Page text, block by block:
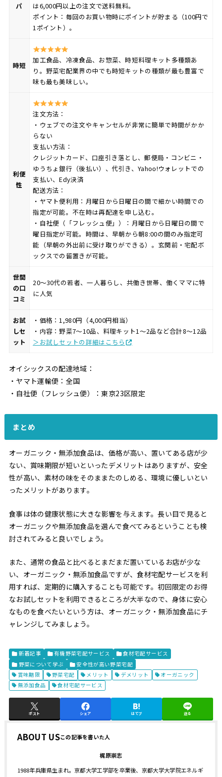
パ
は6,000円以上の注文で送料無料。
ポイント：毎回のお買い物時にポイントが貯まる（100円で
1ポイント）。
時短
加工食品、冷凍食品、お惣菜、時短料理キット多種類あ
り。野菜宅配業界の中でも時短キットの種類が最も豊富で
味も最も美味しい。
利便
性
注文方法：
・ウェブでの注文やキャンセルが非常に簡単で時間がかか
らない
支払い方法：
クレジットカード、口座引き落とし、郵便局・コンビニ・
ゆうちょ銀行（後払い）、代引き、Yahoo!ウォレットでの
支払い、Edy決済
配送方法：
・ヤマト便利用：月曜日から日曜日の間で細かい時間での
指定が可能。不在時は再配達を申し込む。
・自社便（「フレッシュ便」）：月曜日から日曜日の間で
曜日指定が可能。時間は、早朝から朝8:00の間のみ指定可
能（早朝の外出前に受け取りができる）。玄関前・宅配ボ
ックスでの留置きが可能。
世間
の口
コミ
20〜30代の若者、一人暮らし、共働き世帯、働くママに特
に人気
お試
しセ
ット
・価格：1,980円（4,000円相当）
・内容：野菜7〜10品、料理キット1〜2品など合計8〜12品
＞お試しセットの詳細はこちら
オイシックスの配達地域：
・ヤマト運輸便：全国
・自社便（フレッシュ便）：東京23区限定
まとめ
オーガニック・無添加食品は、価格が高い、置いてある店が少
ない、賞味期限が短いといったデメリットはありますが、安全
性が高い、素材の味をそのままたのしめる、環境に優しいとい
ったメリットがあります。
食事は体の健康状態に大きな影響を与えます。長い目で見ると
オーガニックや無添加食品を選んで食べてみるということも検
討されてみると良いでしょう。
また、通常の食品と比べるとまだまだ置いているお店が少な
い、オーガニック・無添加食品ですが、食材宅配サービスを利
用すれば、定期的に購入することも可能です。初回限定のお得
なお試しセットを利用できるところが大半なので、身体に安心
なものを食べたいという方は、オーガニック・無添加食品にチ
ャレンジしてみましょう。
新着記事 有機野菜宅配サービス
食材宅配サービス
野菜について学ぶ
安全性が高い野菜宅配
賞味期限
野菜宅配 メリット デメリット
オーガニック
無添加食品
食材宅配サービス
ポスト シェア はてブ 送る
ABOUT US
梶原崇志
1988年兵庫県生まれ。京都大学工学部を卒業後、京都大学大学院エネルギ